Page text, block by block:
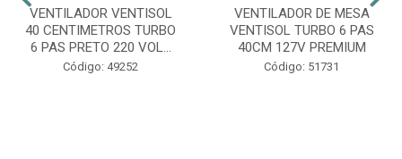
VENTILADOR VENTISOL
40 CENTIMETROS TURBO
6 PAS PRETO 220 VOL...
Código: 49252
VENTILADOR DE MESA
VENTISOL TURBO 6 PAS
40CM 127V PREMIUM
Código: 51731